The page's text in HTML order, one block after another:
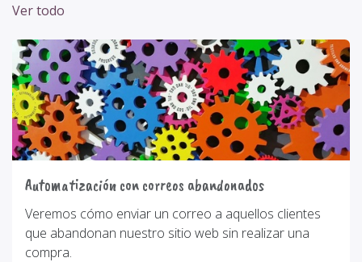
Ver todo
Automatización con correos abandonados
Veremos cómo enviar un correo a aquellos clientes
que abandonan nuestro sitio web sin realizar una
compra.